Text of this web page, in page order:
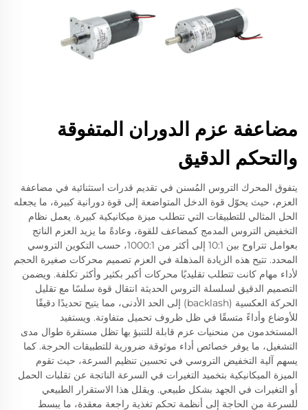
مضاعفة عزم الدوران المتفوقة
والتحكم الدقيق
يتفوق المحرك التروس المُسنن في تقديم قدرات استثنائية في مضاعفة
العزم، حيث يحوّل قوة الدخل المتواضعة إلى قوة دورانية كبيرة، ما يجعله
الحل المثالي للتطبيقات التي تتطلب ميزة ميكانيكية كبيرة. يعمل نظام
التخفيض التروس المدمج كمضاعف للقوة، وعادةً ما يزيد العزم الناتج
بعوامل تتراوح بين 10:1 إلى أكثر من 1000:1، حسب التكوين التروسي
المحدد. تتيح هذه الزيادة المذهلة في العزم تصميم محركات صغيرة الحجم
لأداء مهام كانت تتطلب تقليديًا محركات أكبر بكثير وأكثر تكلفة. ويضمن
التصميم الدقيق لسلسلة التروس الحديثة انتقال قوة سلسًا مع تقليل
الحركة العكسية (backlash) إلى الحد الأدنى، مما يتيح تحديدًا دقيقًا
للأوضاع وأداءً متسقًا في ظل ظروف تحميل متفاوتة. ويستفيد
المستخدمون من منحنيات عزم قابلة للتنبؤ بها تظل مستقرة طوال مدى
التشغيل، ما يوفر خصائص أداء موثوقة ضرورية للتطبيقات الحرجة. كما
يسهم آلية التخفيض التروسي في تحسين تنظيم السرعة، حيث تقوم
الميزة الميكانيكية بتخميد التغيرات في السرعة الناتجة عن تقلبات الحمل
أو التغيرات في الجهد بشكل طبيعي. ويقلل هذا الاستقرار الطبيعي
للسرعة من الحاجة إلى أنظمة تحكم تغذية راجعة معقدة، ما يبسط